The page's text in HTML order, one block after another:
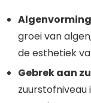
groei van
de esthetiek
Gebrek aan
zuurstofniveau